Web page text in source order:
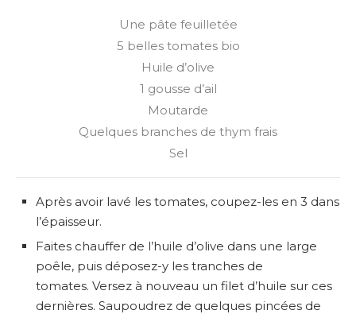
Une pâte feuilletée
5 belles tomates bio
Huile d’olive
1 gousse d’ail
Moutarde
Quelques branches de thym frais
Sel
Après avoir lavé les tomates, coupez-les en 3 dans
l’épaisseur.
Faites chauffer de l’huile d’olive dans une large
poêle, puis déposez-y les tranches de
tomates. Versez à nouveau un filet d’huile sur ces
dernières. Saupoudrez de quelques pincées de